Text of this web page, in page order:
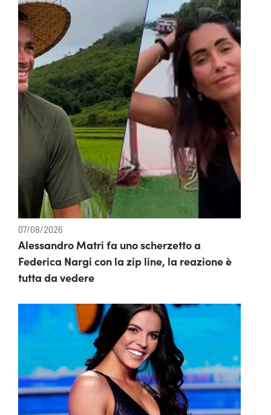
07/08/2026
Alessandro Matri fa uno scherzetto a
Federica Nargi con la zip line, la reazione è
tutta da vedere